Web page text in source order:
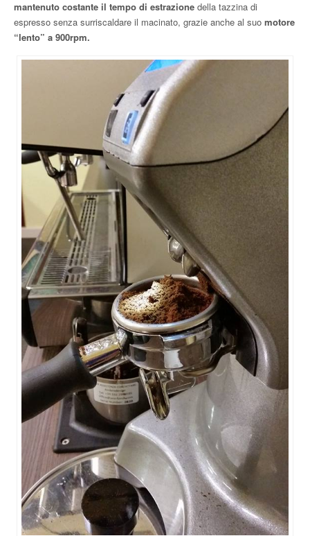
mantenuto costante il tempo di estrazione della tazzina di
espresso senza surriscaldare il macinato, grazie anche al suo motore
“lento” a 900rpm.